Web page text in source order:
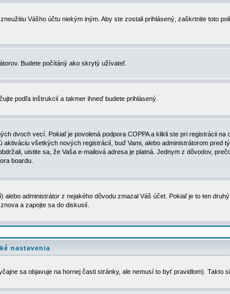
Vášho účtu niekým iným. Aby ste zostali prihlásený, zaškrtnite toto
Budete počítáný ako skrytý užívateľ.
podľa inštrukcií a takmer ihneď budete prihlásený.
dvoch vecí. Pokiaľ je povolená podpora COPPA a klikli ste pri registrácii na
všetkých nových registrácií, buď Vami, alebo administrátorom pred
uistite sa, že Vaša e-mailová adresa je platná. Jednym z dôvodov,
boardu.
administrátor z nejakého dôvodu zmazal Váš účet. Pokiaľ je to ten
a zapojte sa do diskusií.
nastavenia
sa objavuje na hornej časti stránky, ale nemusí to byť pravidlom). Takto